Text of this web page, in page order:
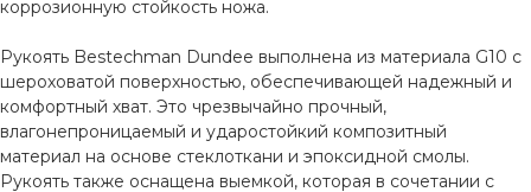
коррозионную стойкость ножа.
Рукоять Bestechman Dundee выполнена из материала G10 с
шероховатой поверхностью, обеспечивающей надежный и
комфортный хват. Это чрезвычайно прочный,
влагонепроницаемый и ударостойкий композитный
материал на основе стеклоткани и эпоксидной смолы.
Рукоять также оснащена выемкой, которая в сочетании с